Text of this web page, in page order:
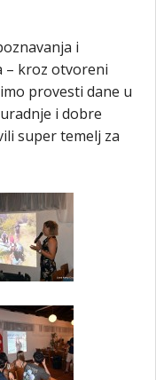
i
– kroz otvoreni
provesti dane u
i dobre
super temelj za